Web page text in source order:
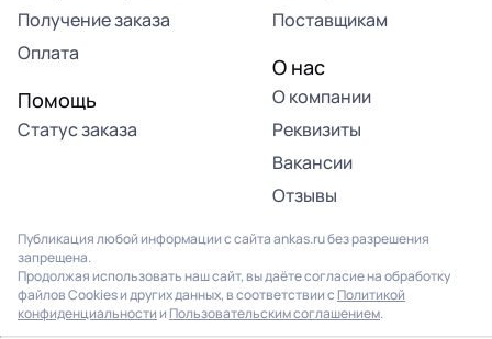
Получение заказа
Оплата
Помощь
Статус заказа
Поставщикам
О нас
О компании
Реквизиты
Вакансии
Отзывы
Публикация любой информации с сайта ankas.ru без разрешения
запрещена.
Продолжая использовать наш сайт, вы даёте согласие на обработку
файлов Cookies и других данных, в соответствии с Политикой
конфиденциальности и Пользовательским соглашением.